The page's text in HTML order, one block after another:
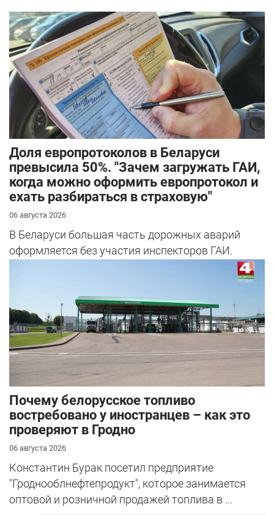
Доля европротоколов в Беларуси
превысила 50%. "Зачем загружать ГАИ,
когда можно оформить европротокол и
ехать разбираться в страховую"
06 августа 2026
В Беларуси большая часть дорожных аварий
оформляется без участия инспекторов ГАИ.
Почему белорусское топливо
востребовано у иностранцев – как это
проверяют в Гродно
06 августа 2026
Константин Бурак посетил предприятие
"Гроднооблнефтепродукт", которое занимается
оптовой и розничной продажей топлива в ...